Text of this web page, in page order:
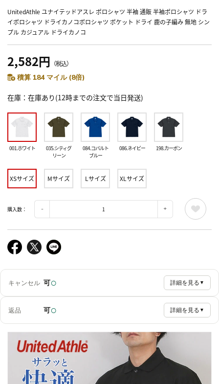
UnitedAthle ユナイテッドアスレ ポロシャツ 半袖 通販 半袖ポロシャツ ドラ
イポロシャツ ドライカノコポロシャツ ポケット ドライ 鹿の子編み 無地 シン
プル カジュアル ドライカノコ
2,582円 （税込）
積算 184 マイル (8倍)
在庫 在庫あり(12時までの注文で当日発送)
001.ホワイト
035.シティグ
リーン
084.コバルト
ブルー
086.ネイビー 198.カーボン
XSサイズ Mサイズ Lサイズ XLサイズ
購入数：
キャンセル 可○ 詳細を見る ▼
返品 可○ 詳細を見る ▼